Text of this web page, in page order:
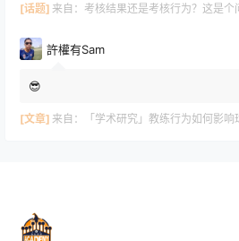
[话题] 来自： 考核结果还是考核行为？这是个
許權有Sam
😎
[文章] 来自： 「学术研究」教练行为如何影响